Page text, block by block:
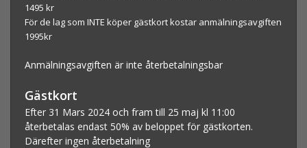
1495 kr
För de lag som INTE köper gästkort kostar anmälningsavgiften
1995kr
Anmälningsavgiften är inte återbetalningsbar
Gästkort
Efter 31 Mars 2024 och fram till 25 maj kl 11:00
återbetalas endast 50% av beloppet för gästkorten.
Därefter ingen återbetalning